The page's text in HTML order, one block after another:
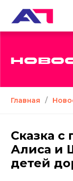
Главная /
Сказка с
Алиса и
детей